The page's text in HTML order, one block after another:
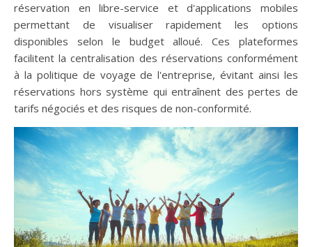
réservation en libre-service et d'applications mobiles
permettant de visualiser rapidement les options
disponibles selon le budget alloué. Ces plateformes
facilitent la centralisation des réservations conformément
à la politique de voyage de l'entreprise, évitant ainsi les
réservations hors système qui entraînent des pertes de
tarifs négociés et des risques de non-conformité.